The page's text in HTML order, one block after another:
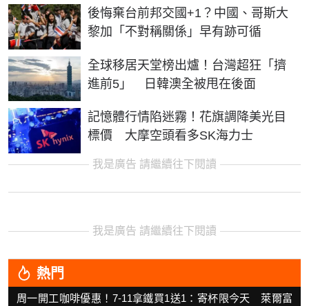
後悔棄台前邦交國+1？中國、哥斯大
黎加「不對稱關係」早有跡可循
全球移居天堂榜出爐！台灣超狂「擠
進前5」 日韓澳全被甩在後面
記憶體行情陷迷霧！花旗調降美光目
標價 大摩空頭看多SK海力士
我是廣告 請繼續往下閱讀
我是廣告 請繼續往下閱讀
熱門
周一開工咖啡優惠！7-11拿鐵買1送1：寄杯限今天 萊爾富